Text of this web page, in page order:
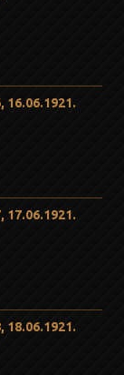
16.06.1921.
17.06.1921.
18.06.1921.